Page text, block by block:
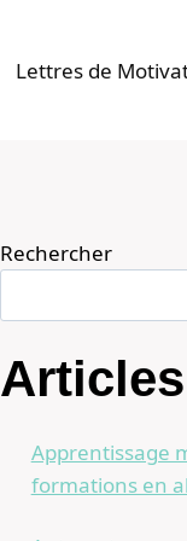
Lettres de
Rechercher
Apprentissage
formations en